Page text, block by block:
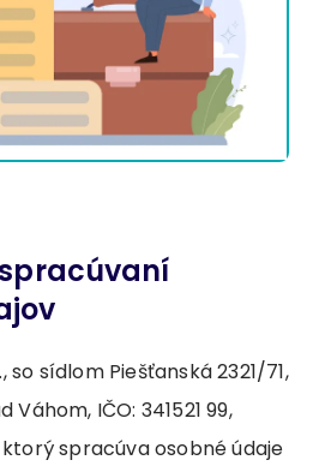
so sídlom Piešťanská 2321/71,
Váhom, IČO: 341521 99,
spracúva osobné údaje